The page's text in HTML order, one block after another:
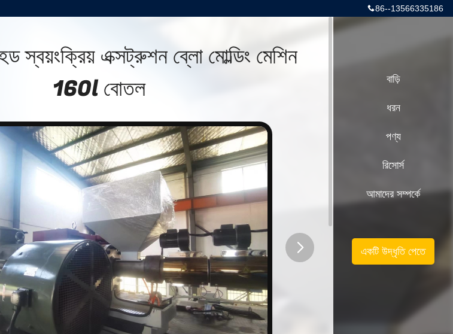
86--13566335186
স্বয়ংক্রিয় এক্সট্রুশন ব্লো মোল্ডিং মেশিন
160l বোতল
বাড়ি
ধরন
পণ্য
রিসোর্স
আমাদের সম্পর্কে
একটি উদ্ধৃতি পেতে